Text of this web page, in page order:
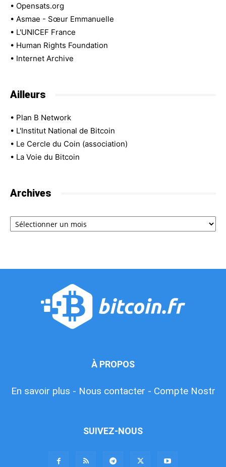
• Opensats.org
• Asmae - Sœur Emmanuelle
• L'UNICEF France
• Human Rights Foundation
• Internet Archive
Ailleurs
• Plan B Network
• L'Institut National de Bitcoin
• Le Cercle du Coin (association)
• La Voie du Bitcoin
Archives
Archives
À PROPOS
En savoir plus - Nous contacter - Compte Nostr
SUIVEZ-NOUS